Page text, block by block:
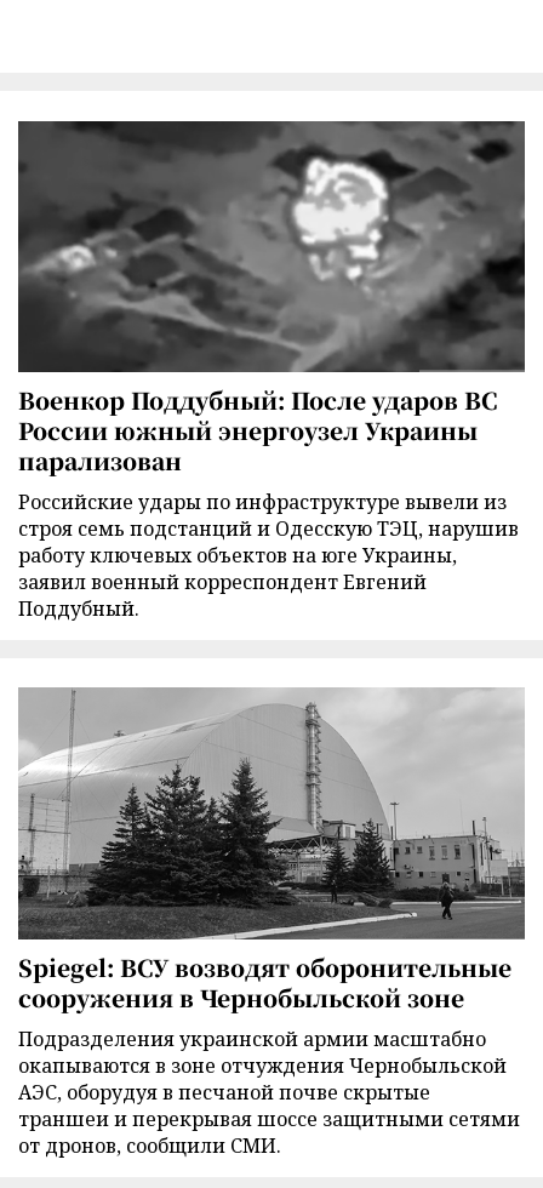
Военкор Поддубный: После ударов ВС
России южный энергоузел Украины
парализован
Российские удары по инфраструктуре вывели из
строя семь подстанций и Одесскую ТЭЦ, нарушив
работу ключевых объектов на юге Украины,
заявил военный корреспондент Евгений
Поддубный.
Spiegel: ВСУ возводят оборонительные
сооружения в Чернобыльской зоне
Подразделения украинской армии масштабно
окапываются в зоне отчуждения Чернобыльской
АЭС, оборудуя в песчаной почве скрытые
траншеи и перекрывая шоссе защитными сетями
от дронов, сообщили СМИ.